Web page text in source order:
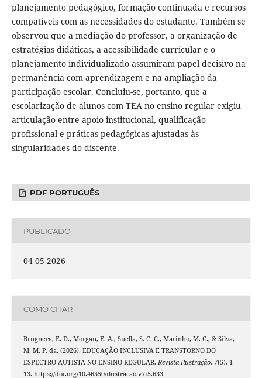
planejamento pedagógico, formação continuada e recursos
compatíveis com as necessidades do estudante. Também se
observou que a mediação do professor, a organização de
estratégias didáticas, a acessibilidade curricular e o
planejamento individualizado assumiram papel decisivo na
permanência com aprendizagem e na ampliação da
participação escolar. Concluiu-se, portanto, que a
escolarização de alunos com TEA no ensino regular exigiu
articulação entre apoio institucional, qualificação
profissional e práticas pedagógicas ajustadas às
singularidades do discente.
PDF PORTUGUÊS
PUBLICADO
04-05-2026
COMO CITAR
Brugnera, E. D., Morgan, E. A., Suella, S. C. C., Marinho, M. C., & Silva,
M. M. P. da. (2026). EDUCAÇÃO INCLUSIVA E TRANSTORNO DO
ESPECTRO AUTISTA NO ENSINO REGULAR. Revista Ilustração, 7(5), 1–
13. https://doi.org/10.46550/ilustracao.v7i5.633